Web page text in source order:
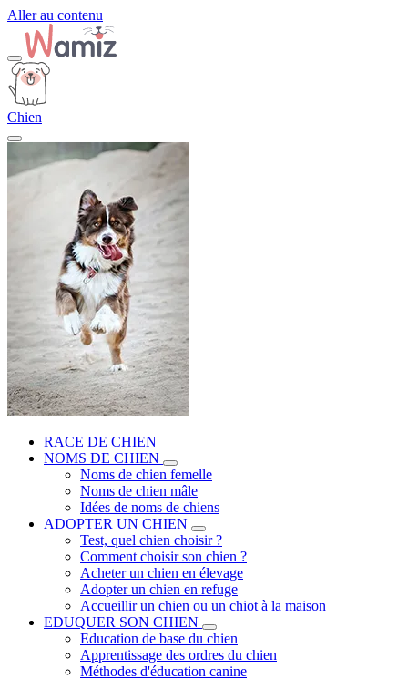
Aller au contenu
Chien
RACE DE CHIEN
NOMS DE CHIEN
Noms de chien femelle
Noms de chien mâle
Idées de noms de chiens
ADOPTER UN CHIEN
Test, quel chien choisir ?
Comment choisir son chien ?
Acheter un chien en élevage
Adopter un chien en refuge
Accueillir un chien ou un chiot à la maison
EDUQUER SON CHIEN
Education de base du chien
Apprentissage des ordres du chien
Méthodes d'éducation canine